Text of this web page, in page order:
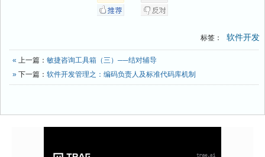
标签： 软件开发
« 上一篇： 敏捷咨询工具箱（三）──结对辅导
» 下一篇： 软件开发管理之：编码负责人及标准代码库机制